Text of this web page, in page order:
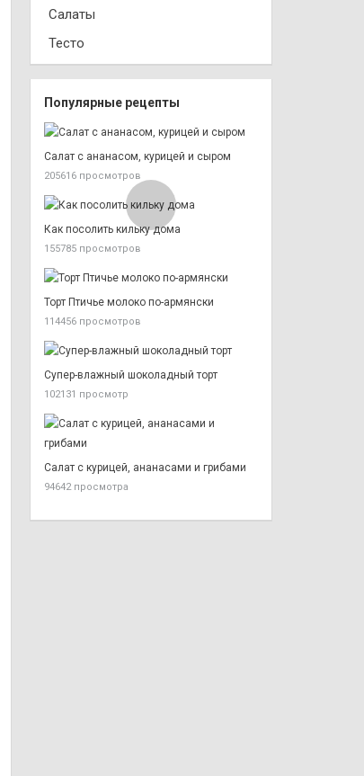
Салаты
Тесто
Популярные рецепты
Салат с ананасом, курицей и сыром
205616 просмотров
Как посолить кильку дома
155785 просмотров
Торт Птичье молоко по-армянски
114456 просмотров
Супер-влажный шоколадный торт
102131 просмотр
Салат с курицей, ананасами и грибами
94642 просмотра